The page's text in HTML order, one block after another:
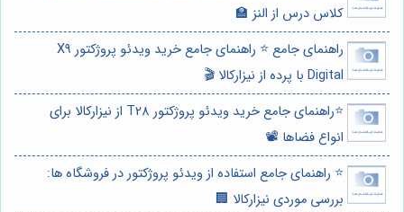
کلاس درس از النز 🏫
راهنمای جامع ⭐️ راهنمای جامع خرید ویدئو پروژکتور X9
Digital با پرده از نیزارکالا 🎬
⭐️راهنمای جامع خرید ویدئو پروژکتور T28 از نیزارکالا برای
انواع فضاها 📽️
⭐️ راهنمای جامع استفاده از ویدئو پروژکتور در فروشگاه ها:
بررسی موردی نیزارکالا 🏢